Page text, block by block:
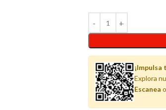
Explora
Escanea